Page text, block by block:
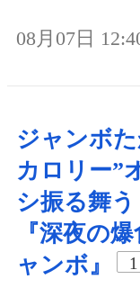
08月07日
ジャンボた
カロリー”
シ振る舞
『深夜の
ャンボ』
1